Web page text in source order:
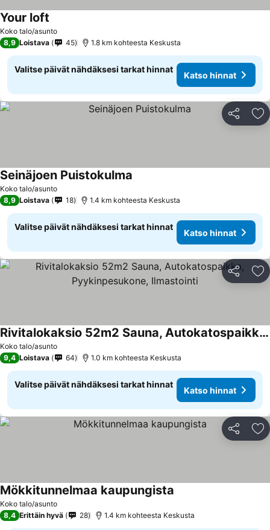
Koko talo/asunto
Your loft
8,9 Loistava 45 1.8 km kohteesta Keskusta
Valitse päivät nähdäksesi tarkat hinnat
Katso hinnat
Jaa
Koko talo/asunto
Seinäjoen Puistokulma
8,9 Loistava 18 1.4 km kohteesta Keskusta
Valitse päivät nähdäksesi tarkat hinnat
Katso hinnat
Jaa
Koko talo/asunto
Rivitalokaksio 52m2 Sauna, Autokatospaikka, Pyykinpesukone, Ilmastointi
9,4 Loistava 64 1.0 km kohteesta Keskusta
Valitse päivät nähdäksesi tarkat hinnat
Katso hinnat
Jaa
Koko talo/asunto
Mökkitunnelmaa kaupungista
8,4 Erittäin hyvä 28 1.4 km kohteesta Keskusta